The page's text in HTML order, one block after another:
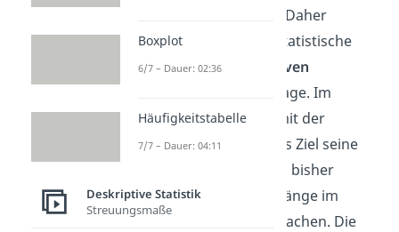
. Daher
beginnt so gut wie jede statistische
Analyse mit derdeskriptiven
als Grundlage. Im
Anschluss verfolgt man mit der
explorativen Statistik
das Ziel seine
Daten zu „erkunden“ und bisher
unbekannte Zusammenhänge im
Datensatz ausfindig zu machen. Die
Boxplot
6/7 – Dauer: 02:36
Häufigkeitstabelle
7/7 – Dauer: 04:11
Deskriptive Statistik
Streuungsmaße